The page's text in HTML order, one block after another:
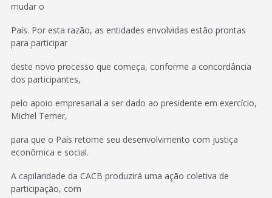
mudar o
País. Por esta razão, as entidades envolvidas estão prontas
para participar
deste novo processo que começa, conforme a concordância
dos participantes,
pelo apoio empresarial a ser dado ao presidente em exercício,
Michel Temer,
para que o País retome seu desenvolvimento com justiça
econômica e social.
A capilaridade da CACB produzirá uma ação coletiva de
participação, com